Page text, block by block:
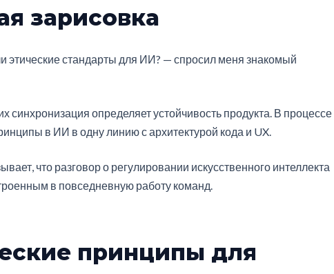
зарисовка
этические стандарты для ИИ? — спросил меня знакомый
синхронизация определяет устойчивость продукта. В процессе
в ИИ в одну линию с архитектурой кода и UX.
что разговор о регулировании искусственного интеллекта
в повседневную работу команд.
принципы для